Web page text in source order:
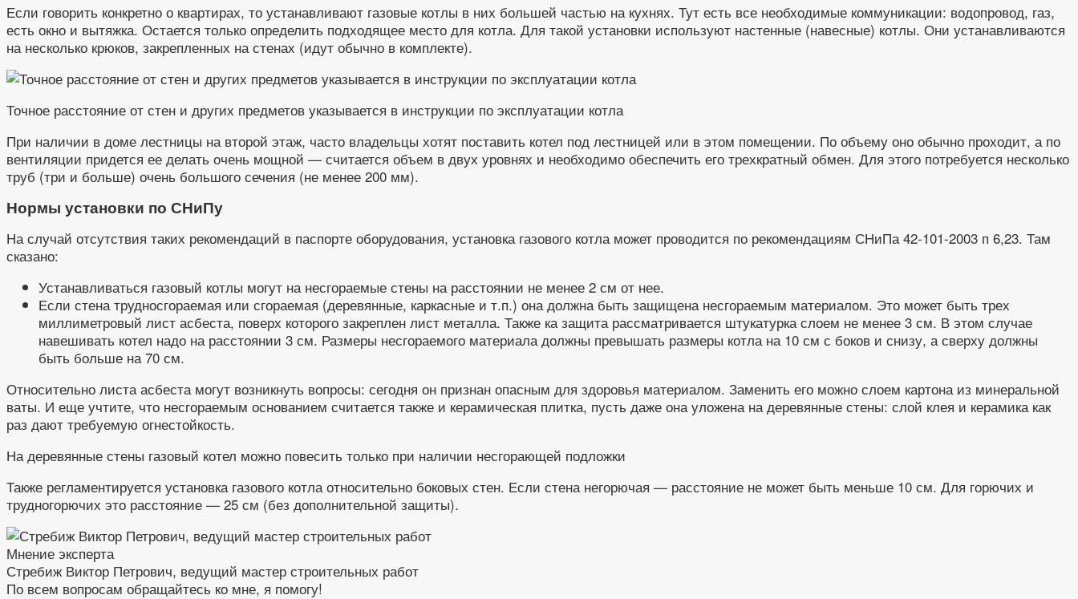
Если говорить конкретно о квартирах, то устанавливают газовые котлы в них большей частью на кухнях. Тут есть все необходимые коммуникации: водопровод, газ,
есть окно и вытяжка. Остается только определить подходящее место для котла. Для такой установки используют настенные (навесные) котлы. Они устанавливаются
на несколько крюков, закрепленных на стенах (идут обычно в комплекте).
Точное расстояние от стен и других предметов указывается в инструкции по эксплуатации котла
При наличии в доме лестницы на второй этаж, часто владельцы хотят поставить котел под лестницей или в этом помещении. По объему оно обычно проходит, а по
вентиляции придется ее делать очень мощной — считается объем в двух уровнях и необходимо обеспечить его трехкратный обмен. Для этого потребуется несколько
труб (три и больше) очень большого сечения (не менее 200 мм).
Нормы установки по СНиПу
На случай отсутствия таких рекомендаций в паспорте оборудования, установка газового котла может проводится по рекомендациям СНиПа 42-101-2003 п 6,23. Там
сказано:
Устанавливаться газовый котлы могут на несгораемые стены на расстоянии не менее 2 см от нее.
Если стена трудносгораемая или сгораемая (деревянные, каркасные и т.п.) она должна быть защищена несгораемым материалом. Это может быть трех
миллиметровый лист асбеста, поверх которого закреплен лист металла. Также ка защита рассматривается штукатурка слоем не менее 3 см. В этом случае
навешивать котел надо на расстоянии 3 см. Размеры несгораемого материала должны превышать размеры котла на 10 см с боков и снизу, а сверху должны
быть больше на 70 см.
Относительно листа асбеста могут возникнуть вопросы: сегодня он признан опасным для здоровья материалом. Заменить его можно слоем картона из минеральной
ваты. И еще учтите, что несгораемым основанием считается также и керамическая плитка, пусть даже она уложена на деревянные стены: слой клея и керамика как
раз дают требуемую огнестойкость.
На деревянные стены газовый котел можно повесить только при наличии несгорающей подложки
Также регламентируется установка газового котла относительно боковых стен. Если стена негорючая — расстояние не может быть меньше 10 см. Для горючих и
трудногорючих это расстояние — 25 см (без дополнительной защиты).
Мнение эксперта
Стребиж Виктор Петрович, ведущий мастер строительных работ
По всем вопросам обращайтесь ко мне, я помогу!